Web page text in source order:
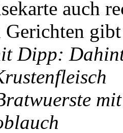
auch
Gerichten
Dipp: